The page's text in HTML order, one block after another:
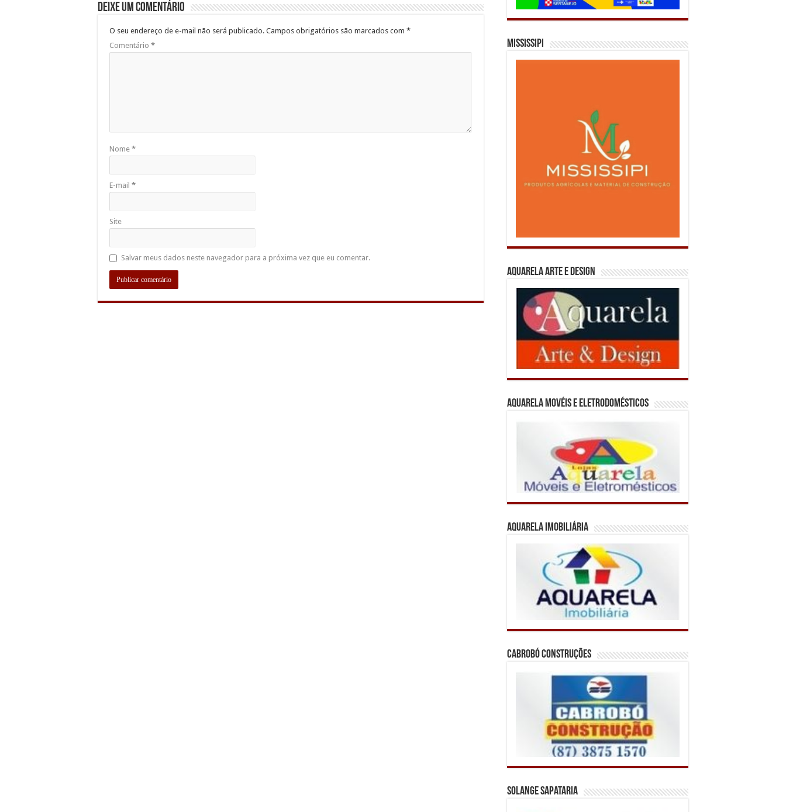
Deixe um comentário
O seu endereço de e-mail não será publicado. Campos obrigatórios são marcados com *
Comentário *
Nome *
E-mail *
Site
Salvar meus dados neste navegador para a próxima vez que eu comentar.
Mississipi
Aquarela Arte e Design
Aquarela Movéis e Eletrodomésticos
Aquarela Imobiliária
Cabrobó Construções
Solange Sapataria